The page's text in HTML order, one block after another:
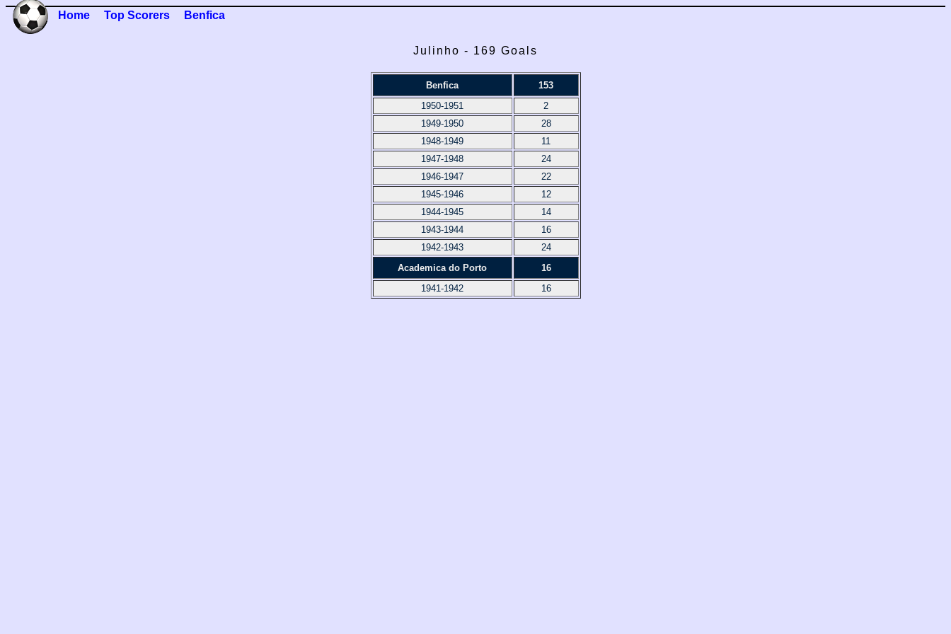
Home Top Scorers Benfica
Julinho - 169 Goals
Benfica
153
1950-1951
2
1949-1950
28
1948-1949
11
1947-1948
24
1946-1947
22
1945-1946
12
1944-1945
14
1943-1944
16
1942-1943
24
Academica do Porto
16
1941-1942
16